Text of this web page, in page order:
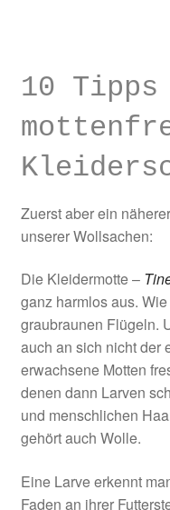
10
Zuerst aber ein
unserer Wollsachen:
Die Kleidermotte –
ganz harmlos aus.
graubraunen Flügeln.
auch an sich nicht der
erwachsene Motten
denen dann Larven
und menschlichen
gehört auch Wolle.
Eine Larve erkennt
Faden an ihrer